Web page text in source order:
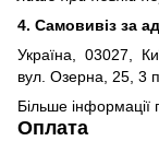
4. Самовивіз за
Україна, 03027,
вул. Озерна, 25, 3
Більше інформації
Оплата